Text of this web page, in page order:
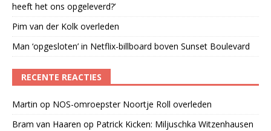
heeft het ons opgeleverd?’
Pim van der Kolk overleden
Man ‘opgesloten’ in Netflix-billboard boven Sunset Boulevard
RECENTE REACTIES
Martin op NOS-omroepster Noortje Roll overleden
Bram van Haaren op Patrick Kicken: Miljuschka Witzenhausen